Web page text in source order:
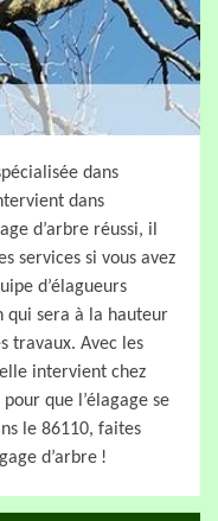
dans
dans
d’arbre réussi, il
services si vous avez
d’élagueurs
qui sera à la hauteur
travaux. Avec les
intervient chez
que l’élagage se
le 86110, faites
d’arbre !